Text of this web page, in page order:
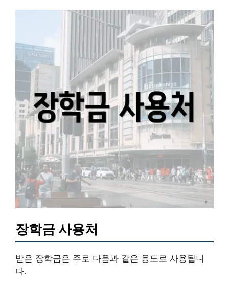
장학금 사용처
받은 장학금은 주로 다음과 같은 용도로 사용됩니
다.